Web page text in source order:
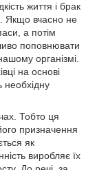
життя і брак
Якщо вчасно не
а потім
поповнювати
організмі.
на основі
необхідну
Тобто ця
призначення
як
виробляє їх